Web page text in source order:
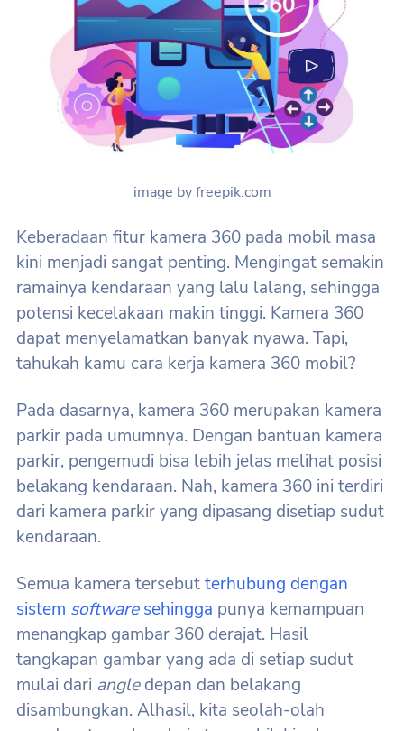
image by freepik.com
Keberadaan fitur kamera 360 pada mobil masa
kini menjadi sangat penting. Mengingat semakin
ramainya kendaraan yang lalu lalang, sehingga
potensi kecelakaan makin tinggi. Kamera 360
dapat menyelamatkan banyak nyawa. Tapi,
tahukah kamu cara kerja kamera 360 mobil?
Pada dasarnya, kamera 360 merupakan kamera
parkir pada umumnya. Dengan bantuan kamera
parkir, pengemudi bisa lebih jelas melihat posisi
belakang kendaraan. Nah, kamera 360 ini terdiri
dari kamera parkir yang dipasang disetiap sudut
kendaraan.
Semua kamera tersebutterhubung dengan
sistem softwaresehingga punya kemampuan
menangkap gambar 360 derajat. Hasil
tangkapan gambar yang ada di setiap sudut
mulai dari angledepan dan belakang
disambungkan. Alhasil, kita seolah-olah